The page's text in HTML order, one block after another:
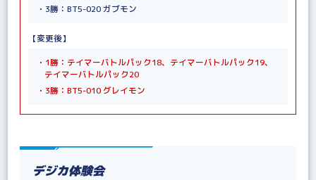
・3勝：BT5-020 ガブモン
【変更後】
・1勝：テイマーバトルパック18、テイマーバトルパック19、
テイマーバトルパック20
・3勝：BT5-010 グレイモン
デジカ体験会